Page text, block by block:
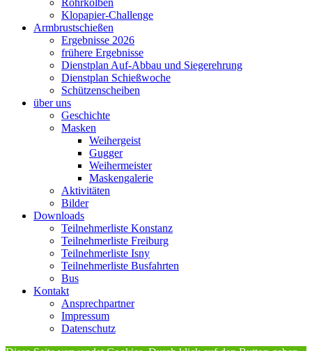
Rohrkolben
Klopapier-Challenge
Armbrustschießen
Ergebnisse 2026
frühere Ergebnisse
Dienstplan Auf-Abbau und Siegerehrung
Dienstplan Schießwoche
Schützenscheiben
über uns
Geschichte
Masken
Weihergeist
Gugger
Weihermeister
Maskengalerie
Aktivitäten
Bilder
Downloads
Teilnehmerliste Konstanz
Teilnehmerliste Freiburg
Teilnehmerliste Isny
Teilnehmerliste Busfahrten
Bus
Kontakt
Ansprechpartner
Impressum
Datenschutz